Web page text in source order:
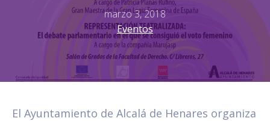
marzo 3, 2018
Eventos
El Ayuntamiento de Alcalá de Henares organiza